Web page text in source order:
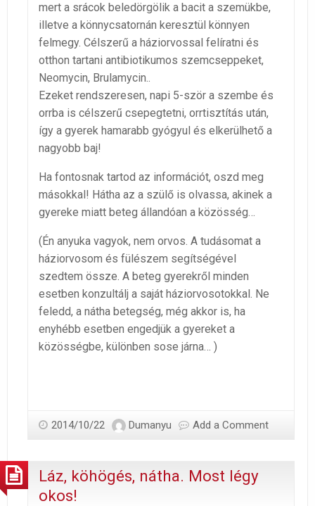
mert a srácok beledörgölik a bacit a szemükbe,
illetve a könnycsatornán keresztül könnyen
felmegy. Célszerű a háziorvossal felíratni és
otthon tartani antibiotikumos szemcseppeket,
Neomycin, Brulamycin..
Ezeket rendszeresen, napi 5-ször a szembe és
orrba is célszerű csepegtetni, orrtisztítás után,
így a gyerek hamarabb gyógyul és elkerülhető a
nagyobb baj!
Ha fontosnak tartod az információt, oszd meg
másokkal! Hátha az a szülő is olvassa, akinek a
gyereke miatt beteg állandóan a közösség…
(Én anyuka vagyok, nem orvos. A tudásomat a
háziorvosom és fülészem segítségével
szedtem össze. A beteg gyerekről minden
esetben konzultálj a saját háziorvosotokkal. Ne
feledd, a nátha betegség, még akkor is, ha
enyhébb esetben engedjük a gyereket a
közösségbe, különben sose járna… )
2014/10/22 Dumanyu Add a Comment
Láz, köhögés, nátha. Most légy
okos!